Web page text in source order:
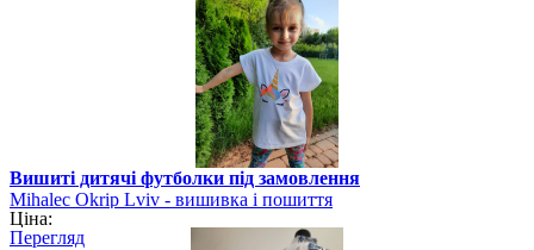
Вишиті дитячі футболки під замовлення
Mihalec Okrip Lviv - вишивка і пошиття
Ціна:
Перегляд